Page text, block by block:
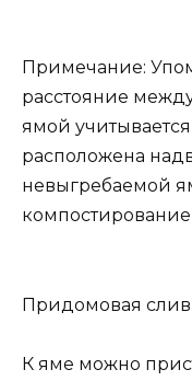
Примечание:
расстояние
ямой
расположена
невыгребаемой
Придомовая
К яме можно